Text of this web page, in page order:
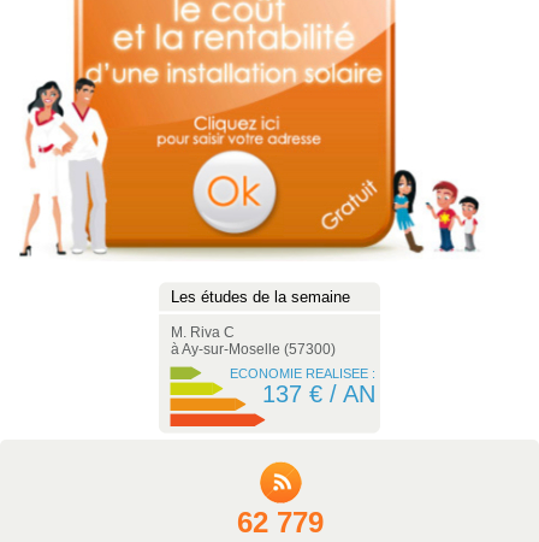
Les études de la semaine
M. Riva C
à Ay-sur-Moselle (57300)
ECONOMIE REALISEE :
137 € / AN
62 779